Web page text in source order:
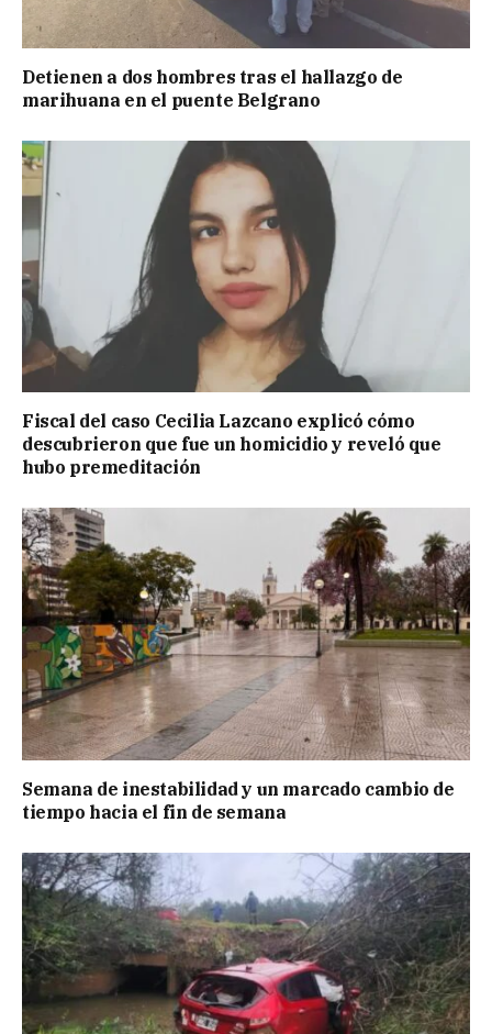
Detienen a dos hombres tras el hallazgo de
marihuana en el puente Belgrano
Fiscal del caso Cecilia Lazcano explicó cómo
descubrieron que fue un homicidio y reveló que
hubo premeditación
Semana de inestabilidad y un marcado cambio de
tiempo hacia el fin de semana